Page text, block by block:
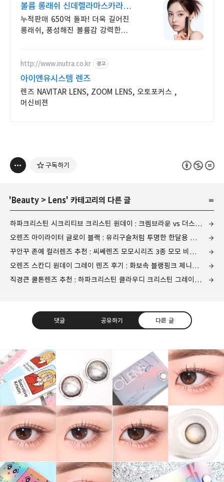
볼륨 롱래쉬 신데렐라마스카라
미온수로 클렌징은 간편하게
누적판매 650억 돌파! 더욱 길어진
롱래쉬, 풍성해진 볼륨감 강력한
http://www.inutra.co.kr 광고
아이앤유시스템 렌즈
렌즈 NAVITAR LENS, ZOOM LENS, 오토포커스 ,
머신비젼
구독하기
' Beauty > Lens' 카테고리의 다른 글
하파크리스틴 시크리티브 크리스틴 원데이 : 크렘브라운 vs 더스크브라운 비교
오렌즈 아이라이터 글로이 블랙 : 유리구슬처럼 투명한 한달용 데일리렌즈 추천
꾸안꾸 존예 컬러렌즈 추천 : 씨쎄렌즈 모모시리즈 3종 모모 비너스/모모 넵튠/모모 문
오렌즈 스칸디 원데이 그레이 렌즈 후기 : 화보속 블랭핑크 제니가 착용한 혼혈홍채렌즈
직경큰 쿨톤렌즈 추천 : 하파크리스틴 클라우디 크리스틴 그레이 착용 글리터 메이크업
댓글 공유하기 다른 글
그녀는 예뻤다
몸도 마음도 모두 예뻐지기 위한 그녀의 영혼을 갈아만든
블로그
구독하기
구독하기 라인
카카오스토리 밴드 네이버 블로그